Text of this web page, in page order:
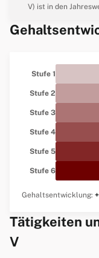
V) ist in den
Stufe 1
Stufe 2
Stufe 3
Stufe 4
Stufe 5
Stufe 6
Gehaltsentwicklung:
Tätigkeiten
V